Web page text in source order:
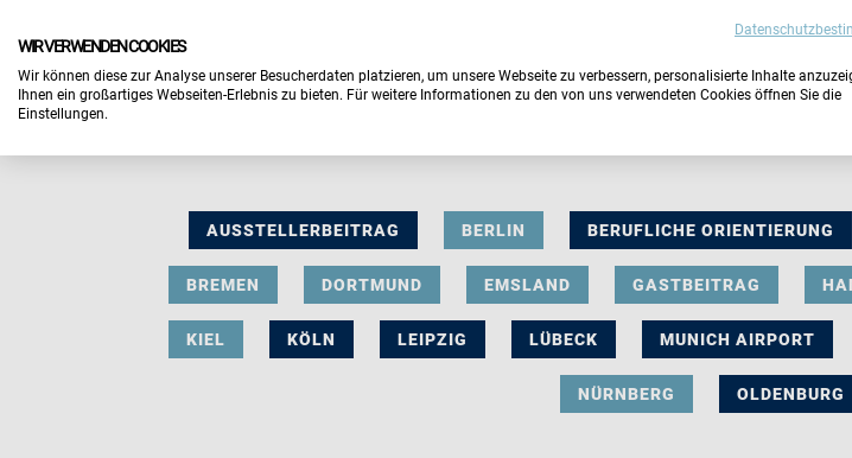
AUSSTELLERBEITRAG BERLIN BERUFLICHE ORIENTIERUNG
BREMEN DORTMUND EMSLAND GASTBEITRAG
KIEL KÖLN LEIPZIG LÜBECK MUNICH AIRPORT
NÜRNBERG OLDENBURG
WIR VERWENDEN COOKIES
Wir können diese zur Analyse unserer Besucherdaten platzieren, um unsere Webseite zu verbessern, personalisierte Inhalte
Ihnen ein großartiges Webseiten-Erlebnis zu bieten. Für weitere Informationen zu den von uns verwendeten Cookies öffnen Sie die
Einstellungen.